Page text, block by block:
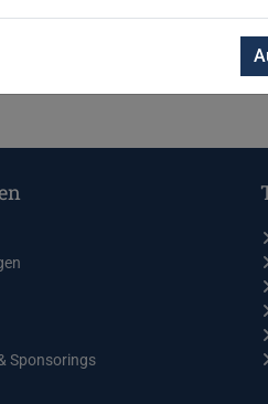
Sponsorings